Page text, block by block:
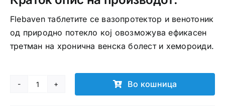
Flebaven таблетите се вазопротектор и венотоник
од природно потекло кој овозможува ефикасен
третман на хронична венска болест и хемороиди.
Flebaven
Во кошница